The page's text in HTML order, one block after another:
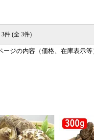
3件 (全 3件)
ジの内容（価格、在庫表示